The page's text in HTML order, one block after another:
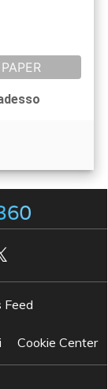
Feed
Cookie Center